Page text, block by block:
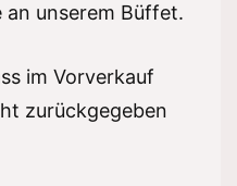
an unserem Büffet.
im Vorverkauf
zurückgegeben